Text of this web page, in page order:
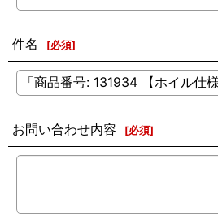
件名 [必須]
お問い合わせ内容 [必須]